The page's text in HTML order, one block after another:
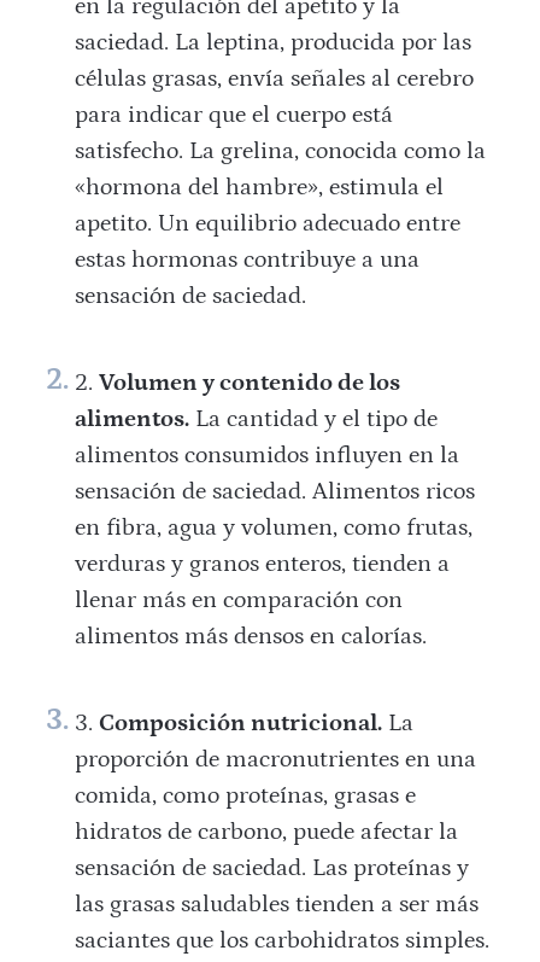
en la regulación del apetito y la
saciedad. La leptina, producida por las
células grasas, envía señales al cerebro
para indicar que el cuerpo está
satisfecho. La grelina, conocida como la
«hormona del hambre», estimula el
apetito. Un equilibrio adecuado entre
estas hormonas contribuye a una
sensación de saciedad.
Volumen y contenido de los
alimentos.La cantidad y el tipo de
alimentos consumidos influyen en la
sensación de saciedad. Alimentos ricos
en fibra, agua y volumen, como frutas,
verduras y granos enteros, tienden a
llenar más en comparación con
alimentos más densos en calorías.
Composición nutricional.La
proporción de macronutrientes en una
comida, como proteínas, grasas e
hidratos de carbono, puede afectar la
sensación de saciedad. Las proteínas y
las grasas saludables tienden a ser más
saciantes que los carbohidratos simples.